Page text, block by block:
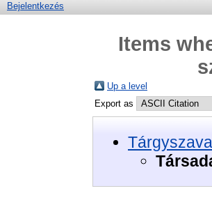
Bejelentkezés
Items
Up a level
Export as